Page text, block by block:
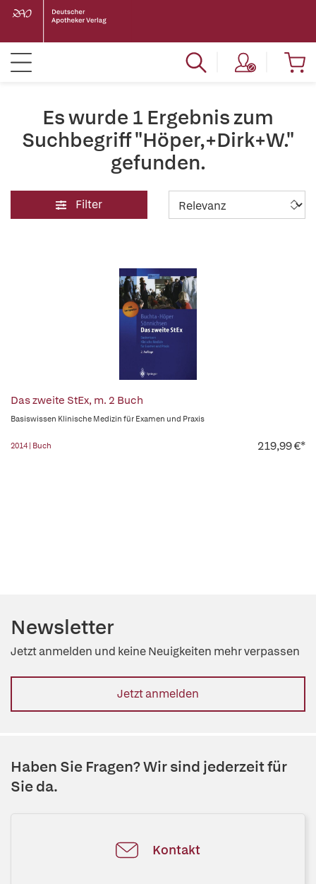
Es wurde 1 Ergebnis zum
Suchbegriff "Höper,+Dirk+W."
gefunden.
Filter
Das zweite StEx, m. 2 Buch
Basiswissen Klinische Medizin für Examen und Praxis
2014 | Buch 219,99 €*
Newsletter
Jetzt anmelden und keine Neuigkeiten mehr verpassen
Jetzt anmelden
Haben Sie Fragen? Wir sind jederzeit für
Sie da.
Kontakt